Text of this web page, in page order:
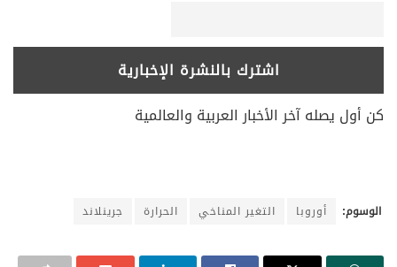
كن أول يصله آخر الأخبار العربية والعالمية
الوسوم: أوروبا التغير المناخي الحرارة جرينلاند